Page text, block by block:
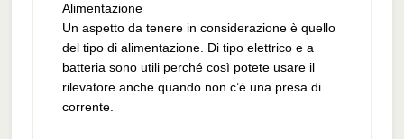
Alimentazione
Un aspetto da tenere in considerazione è quello
del tipo di alimentazione. Di tipo elettrico e a
batteria sono utili perché così potete usare il
rilevatore anche quando non c’è una presa di
corrente.